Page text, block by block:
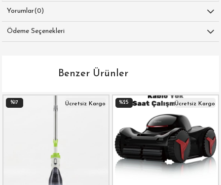
Yorumlar(0)
Ödeme Seçenekleri
Benzer Ürünler
Ücretsiz Kargo Ücretsiz Kargo
%25